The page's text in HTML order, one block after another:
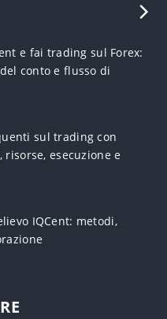
e fai trading sul Forex:
conto e flusso di
sul trading con
risorse, esecuzione e
IQCent: metodi,